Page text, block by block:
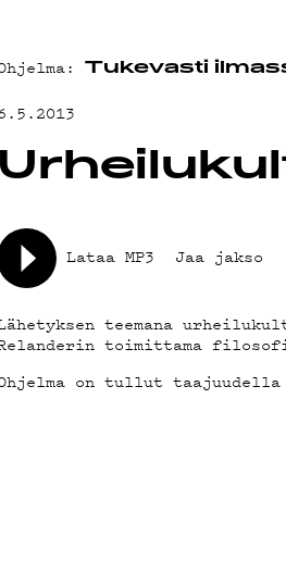
Tukevasti
Lataa MP3 Jaa jakso
teemana
toimittama
on tullut taajuudella